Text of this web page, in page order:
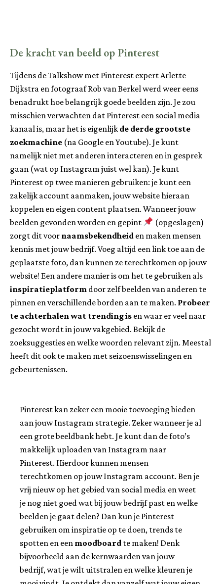
De kracht van beeld op Pinterest
Tijdens de Talkshow met Pinterest expert Arlette
Dijkstra en fotograaf Rob van Berkel werd weer eens
benadrukt hoe belangrijk goede beelden zijn. Je zou
misschien verwachten dat Pinterest een social media
kanaal is, maar het is eigenlijk de derde grootste
zoekmachine (na Google en Youtube). Je kunt
namelijk niet met anderen interacteren en in gesprek
gaan (wat op Instagram juist wel kan). Je kunt
Pinterest op twee manieren gebruiken: je kunt een
zakelijk account aanmaken, jouw website hieraan
koppelen en eigen content plaatsen. Wanneer jouw
beelden gevonden worden en gepint
(opgeslagen)
zorgt dit voor naamsbekendheid en maken mensen
kennis met jouw bedrijf. Voeg altijd een link toe aan de
geplaatste foto, dan kunnen ze terechtkomen op jouw
website! Een andere manier is om het te gebruiken als
inspiratieplatform door zelf beelden van anderen te
pinnen en verschillende borden aan te maken. Probeer
te achterhalen wat trending is en waar er veel naar
gezocht wordt in jouw vakgebied. Bekijk de
zoeksuggesties en welke woorden relevant zijn. Meestal
heeft dit ook te maken met seizoenswisselingen en
gebeurtenissen.
Pinterest kan zeker een mooie toevoeging bieden
aan jouw Instagram strategie. Zeker wanneer je al
een grote beeldbank hebt. Je kunt dan de foto’s
makkelijk uploaden van Instagram naar
Pinterest. Hierdoor kunnen mensen
terechtkomen op jouw Instagram account. Ben je
vrij nieuw op het gebied van social media en weet
je nog niet goed wat bij jouw bedrijf past en welke
beelden je gaat delen? Dan kun je Pinterest
gebruiken om inspiratie op te doen, trends te
spotten en een moodboard te maken! Denk
bijvoorbeeld aan de kernwaarden van jouw
bedrijf, wat je wilt uitstralen en welke kleuren je